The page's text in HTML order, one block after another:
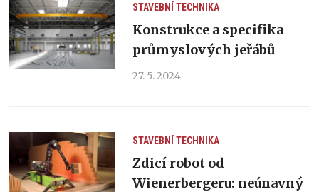
STAVEBNÍ TECHNIKA
Konstrukce a specifika
průmyslových jeřábů
27. 5. 2024
STAVEBNÍ TECHNIKA
Zdicí robot od
Wienerbergeru: neúnavný